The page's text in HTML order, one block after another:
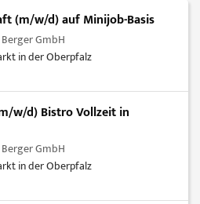
(m/w/d) auf Minijob-Basis
GmbH
in der Oberpfalz
w/d) Bistro Vollzeit in
GmbH
in der Oberpfalz